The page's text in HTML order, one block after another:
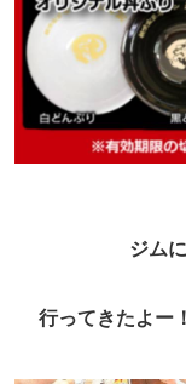
ジム
行ってきたよー